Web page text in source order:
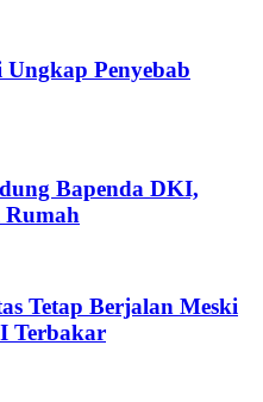
Penyebab
Bapenda DKI,
Rumah
Tetap Berjalan Meski
Terbakar